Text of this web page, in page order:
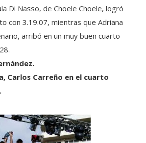
Di Nasso, de Choele Choele, logró
con 3.19.07, mientras que Adriana
arribó en un muy buen cuarto
Carlos Carreño en el cuarto